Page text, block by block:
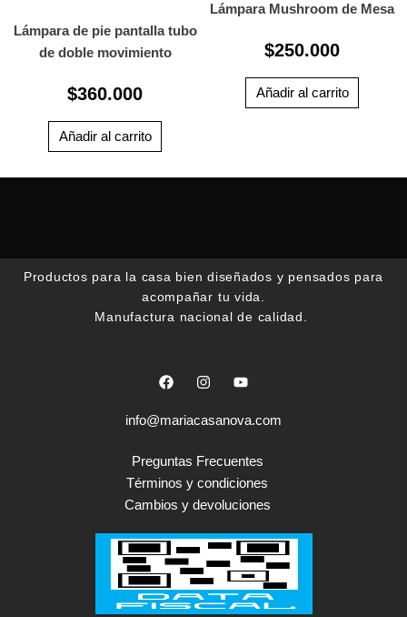
Lámpara de pie pantalla tubo
de doble movimiento
$360.000
Añadir al carrito
Lámpara Mushroom de Mesa
$250.000
Añadir al carrito
Productos para la casa bien diseñados y pensados para
acompañar tu vida.
Manufactura nacional de calidad.
F
a
e
o
I
n
t
r
m
Y
o
t
e
info@mariacasanova.com
Preguntas Frecuentes
Términos y condiciones
Cambios y devoluciones